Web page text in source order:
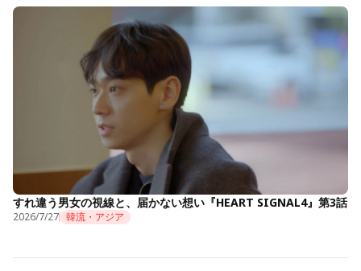
すれ違う男女の視線と、届かない想い『HEART SIGNAL4』第3話
2026/7/27 韓流・アジア